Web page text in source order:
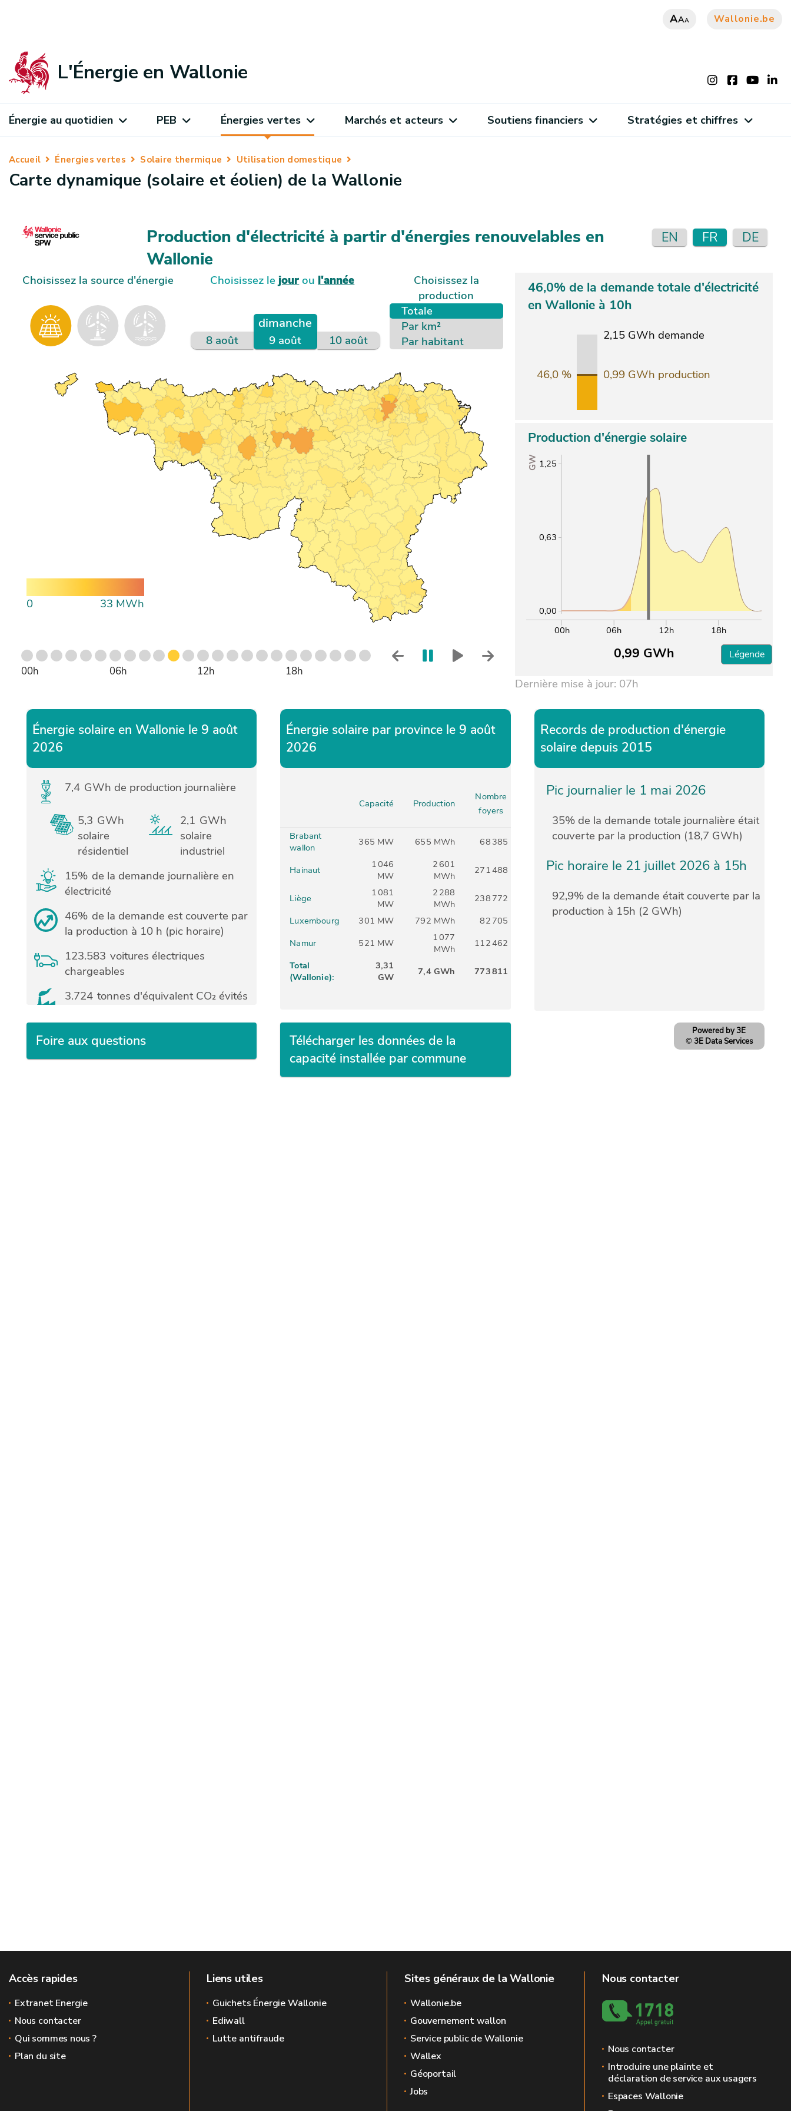
AAA Wallonie.be
L'Énergie en Wallonie
Énergie au quotidien PEB Énergies vertes Marchés et acteurs Soutiens financiers Stratégies et chiffres
Accueil Énergies vertes Solaire thermique Utilisation domestique
Carte dynamique (solaire et éolien) de la Wallonie
Accès rapides
Extranet Energie
Nous contacter
Qui sommes nous ?
Plan du site
Liens utiles
Guichets Énergie Wallonie
Ediwall
Lutte antifraude
Sites généraux de la Wallonie
Wallonie.be
Gouvernement wallon
Service public de Wallonie
Wallex
Géoportail
Jobs
Nous contacter
Nous contacter
Introduire une plainte et
déclaration de service aux usagers
Espaces Wallonie